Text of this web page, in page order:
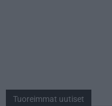
Tuoreimmat uutiset